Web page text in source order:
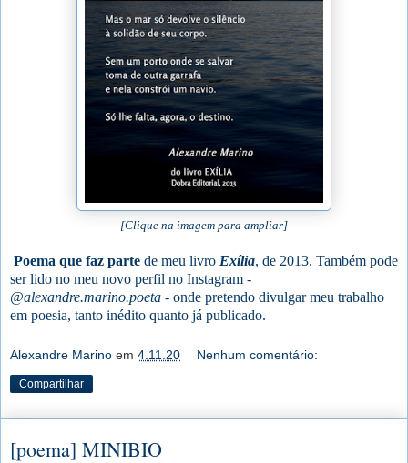
[Clique na imagem para ampliar]
Poema que faz parte de meu livro Exília, de 2013. Também pode
ser lido no meu novo perfil no Instagram -
@alexandre.marino.poeta - onde pretendo divulgar meu trabalho
em poesia, tanto inédito quanto já publicado.
Alexandre Marino em 4.11.20 Nenhum comentário:
Compartilhar
[poema] MINIBIO